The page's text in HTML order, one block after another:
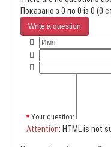
Показано з 0 по 0 із 0 (0
Write a question
Your question:
Attention: HTML is not